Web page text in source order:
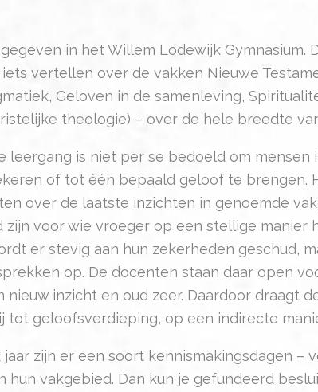
in het Willem Lodewijk Gymnasium.
vertellen over de vakken Nieuwe
Geloven in de samenleving,
theologie) – over de hele breedte
leergang is niet per se bedoeld om mensen
of tot één bepaald geloof te brengen.
over de laatste inzichten in genoemde
zijn voor wie vroeger op een stellige manier
er stevig aan hun zekerheden geschud,
op. De docenten staan daar open
inzicht en oud zeer. Daardoor draagt
tot geloofsverdieping, op een indirecte
zijn er een soort kennismakingsdagen –
hun vakgebied. Dan kun je gefundeerd